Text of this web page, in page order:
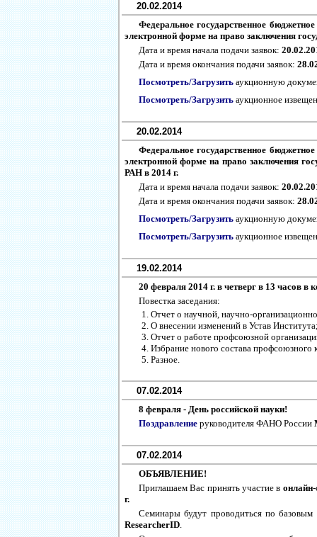
20.02.2014
Федеральное государственное
электронной форме на право заключения
Дата и время начала подачи заявок:
Дата и время окончания подачи заявок:
Посмотреть/Загрузить аукционную
Посмотреть/Загрузить аукционное
20.02.2014
Федеральное государственное
электронной форме на право заключения
РАН в 2014 г.
Дата и время начала подачи заявок:
Дата и время окончания подачи заявок:
Посмотреть/Загрузить аукционную
Посмотреть/Загрузить аукционное
19.02.2014
20 февраля 2014 г. в четверг в 13
Повестка заседания:
Отчет о научной, научно-
О внесении изменений в Устав
Отчет о работе профсоюзной
Избрание нового состава профсоюзного
Разное.
07.02.2014
8 февраля - День российской науки!
Поздравление руководителя ФАНО России
07.02.2014
ОБЪЯВЛЕНИЕ!
Приглашаем Вас принять участие в онлайн
г.
Семинары будут проводиться по
ResearcherID.